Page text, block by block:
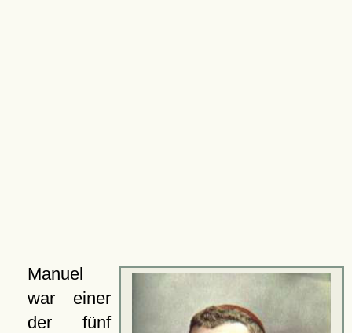
Manuel
war einer
der fünf